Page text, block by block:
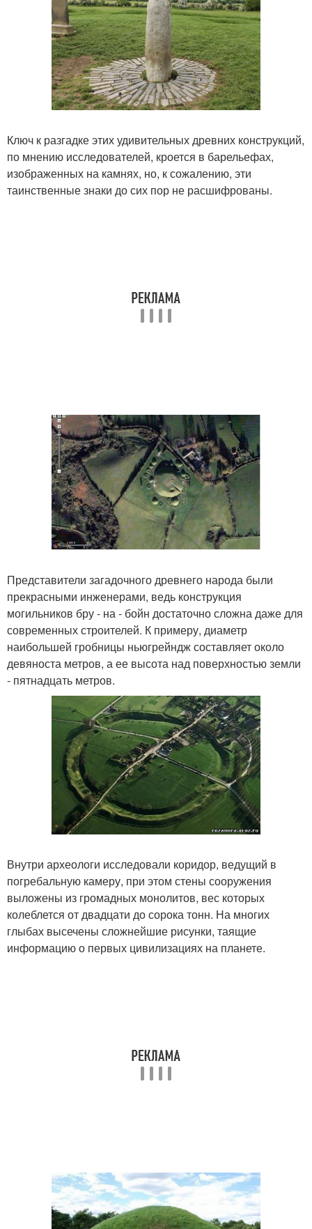
Ключ к разгадке этих удивительных древних конструкций,
по мнению исследователей, кроется в барельефах,
изображенных на камнях, но, к сожалению, эти
таинственные знаки до сих пор не расшифрованы.
Представители загадочного древнего народа были
прекрасными инженерами, ведь конструкция
могильников бру - на - бойн достаточно сложна даже для
современных строителей. К примеру, диаметр
наибольшей гробницы ньюгрейндж составляет около
девяноста метров, а ее высота над поверхностью земли
- пятнадцать метров.
Внутри археологи исследовали коридор, ведущий в
погребальную камеру, при этом стены сооружения
выложены из громадных монолитов, вес которых
колеблется от двадцати до сорока тонн. На многих
глыбах высечены сложнейшие рисунки, таящие
информацию о первых цивилизациях на планете.